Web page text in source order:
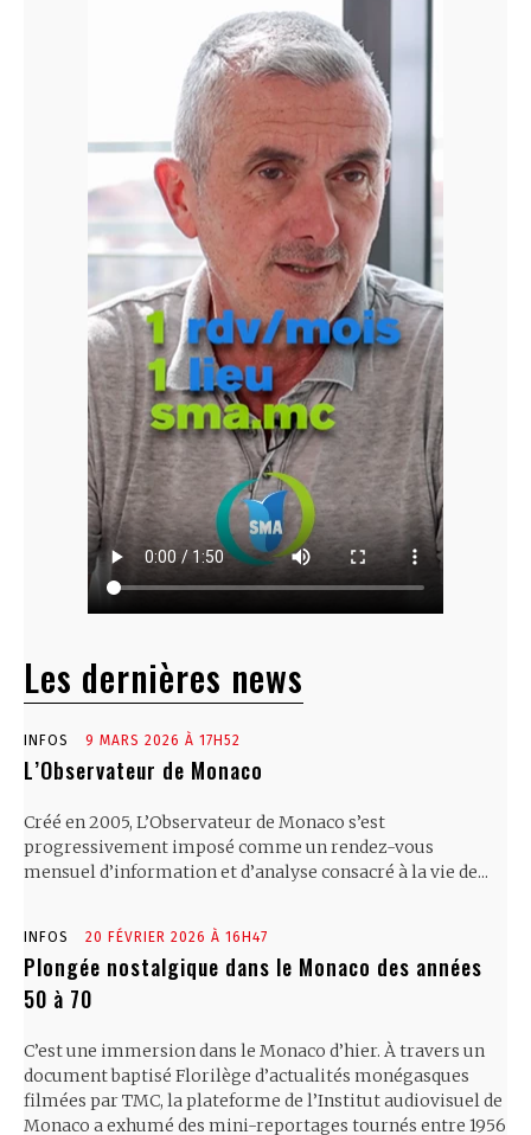
Les dernières news
INFOS 9 MARS 2026 À 17H52
L’Observateur de Monaco
Créé en 2005, L’Observateur de Monaco s’est
progressivement imposé comme un rendez-vous
mensuel d’information et d’analyse consacré à la vie de...
INFOS 20 FÉVRIER 2026 À 16H47
Plongée nostalgique dans le Monaco des années
50 à 70
C’est une immersion dans le Monaco d’hier. À travers un
document baptisé Florilège d’actualités monégasques
filmées par TMC, la plateforme de l’Institut audiovisuel de
Monaco a exhumé des mini-reportages tournés entre 1956